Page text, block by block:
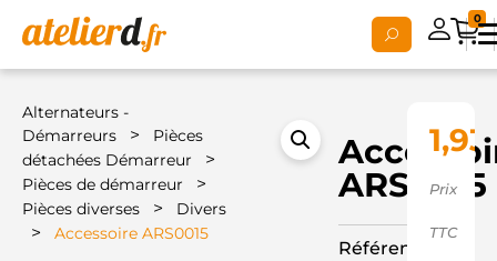
0
Alternateurs -
Démarreurs
>
Pièces
détachées Démarreur
>
Pièces de démarreur >
Pièces diverses > Divers
> Accessoire ARS0015
ARS0015
Référence
1,93
Prix
TTC